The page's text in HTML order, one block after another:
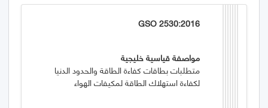
GSO 2530:2016
مواصفة قياسية خليجية
متطلبات بطاقات كفاءة الطاقة والحدود الدنيا
لكفاءة استهلاك الطاقة لمكيفات الهواء